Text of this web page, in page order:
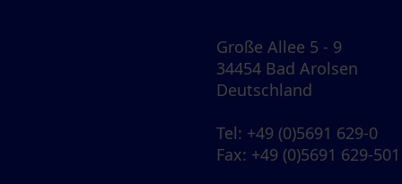
Große Allee 5 - 9
34454 Bad Arolsen
Deutschland
Tel: +49 (0)5691 629-0
Fax: +49 (0)5691 629-501